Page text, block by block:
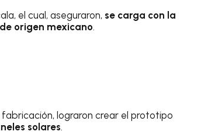
el cual, aseguraron, se carga con la
origen mexicano.
lograron crear el prototipo
solares.